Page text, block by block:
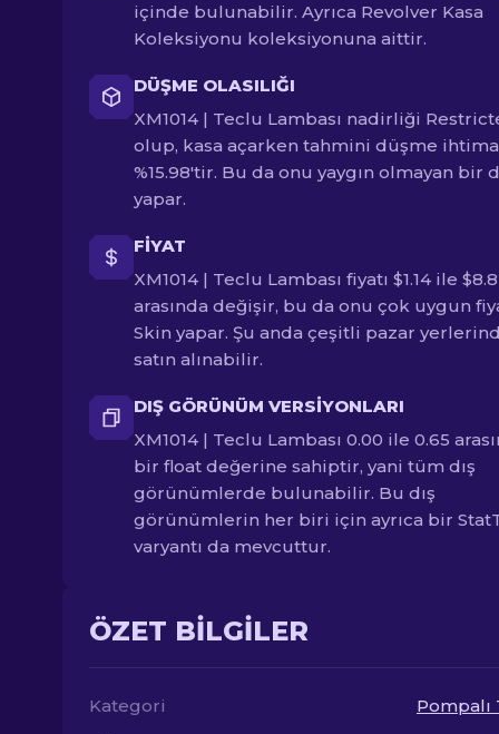
içinde bulunabilir. Ayrıca Revolver Kasa
Koleksiyonu koleksiyonuna aittir.
DÜŞME OLASILIĞI
XM1014 | Teclu Lambası nadirliği
olup, kasa açarken tahmini düşme
%15.98'tir. Bu da onu yaygın olmayan bir
yapar.
FIYAT
XM1014 | Teclu Lambası fiyatı $1.14 ile
arasında değişir, bu da onu çok uygun
Skin yapar. Şu anda çeşitli pazar
satın alınabilir.
DIŞ GÖRÜNÜM VERSIYONLARI
XM1014 | Teclu Lambası 0.00 ile 0.65
bir float değerine sahiptir, yani tüm dış
görünümlerde bulunabilir. Bu dış
görünümlerin her biri için ayrıca bir
varyantı da mevcuttur.
ÖZET BILGILER
Kategori
Pompalı